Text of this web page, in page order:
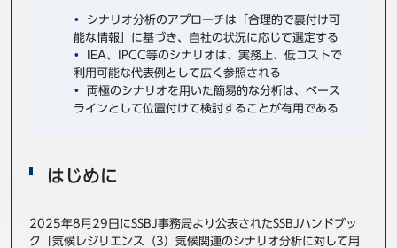
BBSグループネットワーク サステナビリティ 企業情報
株主・投資家情報 採用情報
お問い合わせ
シナリオ分析のアプローチは「合理的で裏付け可
能な情報」に基づき、自社の状況に応じて選定する
IEA、IPCC等のシナリオは、実務上、低コストで
利用可能な代表例として広く参照される
両極のシナリオを用いた簡易的な分析は、ベース
ラインとして位置付けて検討することが有用である
はじめに
2025年8月29日にSSBJ事務局より公表されたSSBJハンドブッ
ク「気候レジリエンス（3）気候関連のシナリオ分析に対して用